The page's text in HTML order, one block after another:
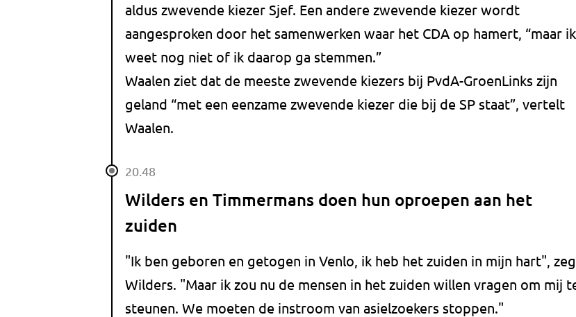
aldus zwevende kiezer Sjef. Een andere zwevende kiezer wordt
aangesproken door het samenwerken waar het CDA op hamert, “maar ik
weet nog niet of ik daarop ga stemmen.”
Waalen ziet dat de meeste zwevende kiezers bij PvdA-GroenLinks zijn
geland “met een eenzame zwevende kiezer die bij de SP staat”, vertelt
Waalen.
20.48
Wilders en Timmermans doen hun oproepen aan het
zuiden
"Ik ben geboren en getogen in Venlo, ik heb het zuiden in mijn hart",
Wilders. "Maar ik zou nu de mensen in het zuiden willen vragen om mij
steunen. We moeten de instroom van asielzoekers stoppen."